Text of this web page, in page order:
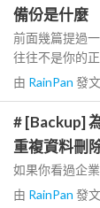
備份是什麼
前面幾篇提過
往往不是你的
由 RainPan 發文
# [Backup]
重複資料刪
如果你看過企
由 RainPan 發文